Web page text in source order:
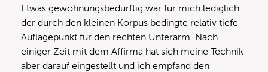
Etwas gewöhnungsbedürftig war für mich lediglich
der durch den kleinen Korpus bedingte relativ tiefe
Auflagepunkt für den rechten Unterarm. Nach
einiger Zeit mit dem Affirma hat sich meine Technik
aber darauf eingestellt und ich empfand den